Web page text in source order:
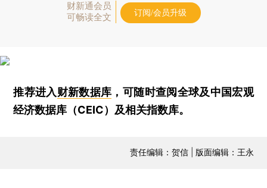
财新通会员
可畅读全文
订阅/会员升级
推荐进入财新数据库 ，可随时查阅全球及中国宏观
经济数据库（CEIC）及相关指数库。
责任编辑：贺信 | 版面编辑：王永